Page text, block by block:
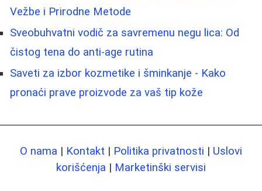
Vežbe i Prirodne Metode
Sveobuhvatni vodič za savremenu negu lica: Od
čistog tena do anti-age rutina
Saveti za izbor kozmetike i šminkanje - Kako
pronaći prave proizvode za vaš tip kože
O nama | Kontakt | Politika privatnosti | Uslovi
korišćenja | Marketinški servisi